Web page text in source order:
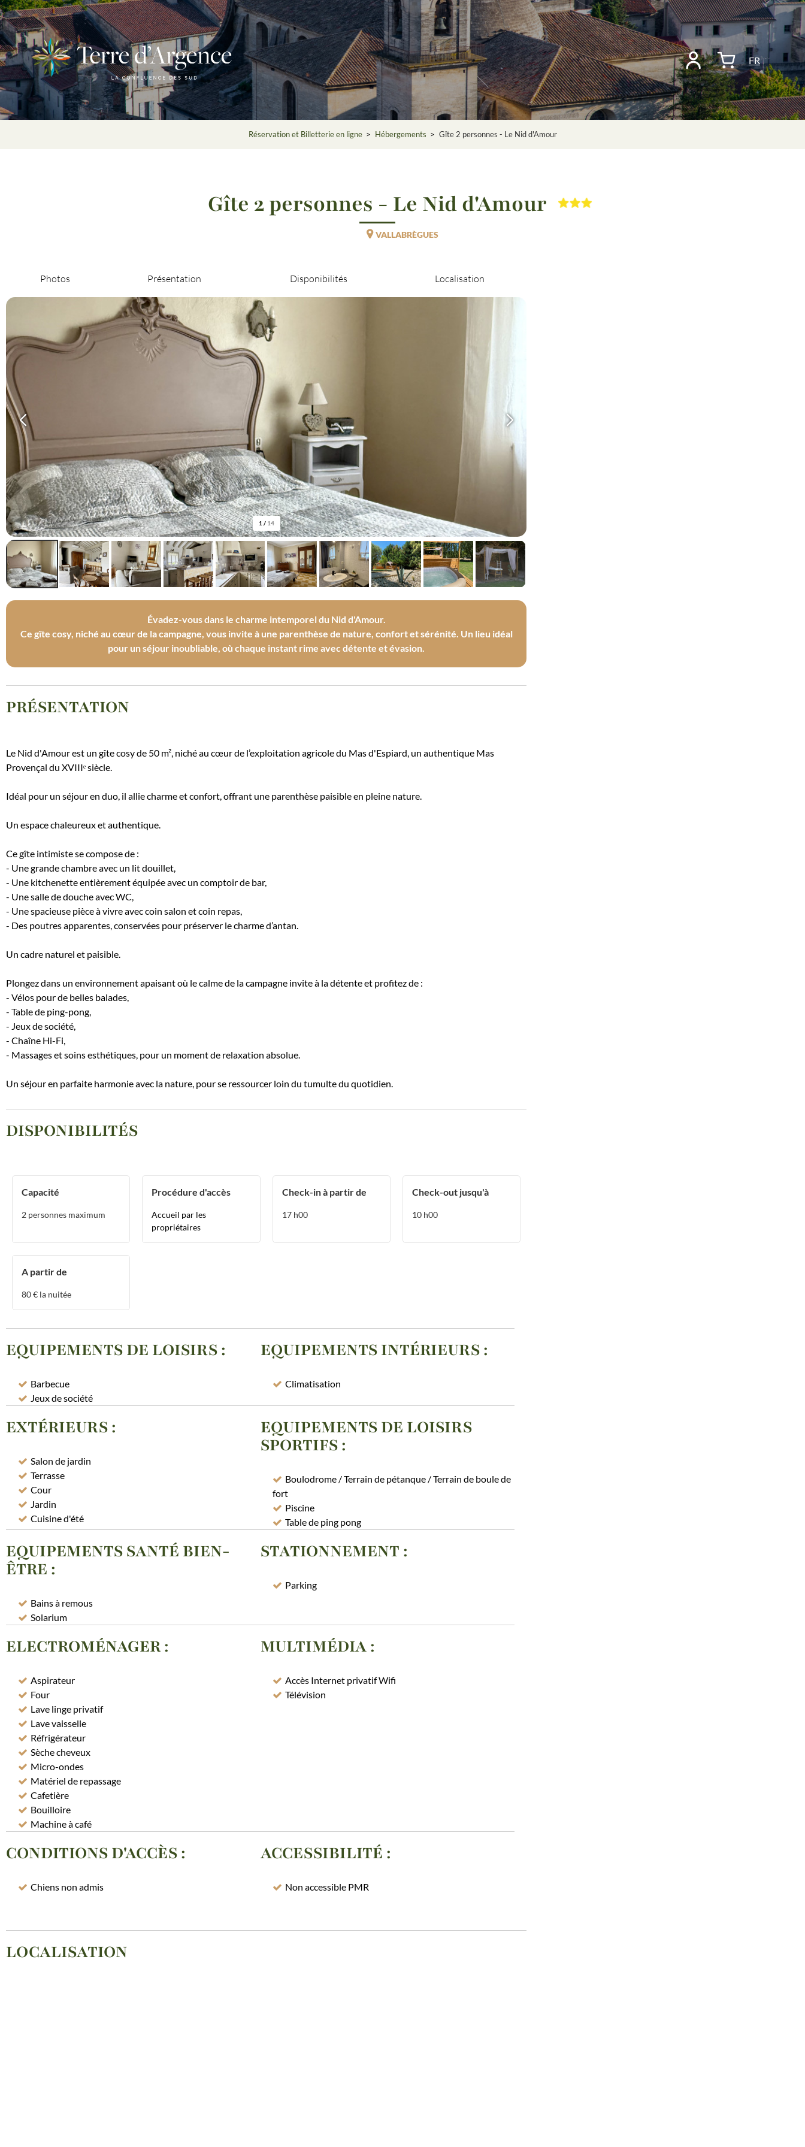
FR
Réservation et Billetterie en ligne > Hébergements > Gîte 2 personnes - Le Nid d'Amour
Gîte 2 personnes - Le Nid d'Amour
VALLABRÈGUES
Photos Présentation Disponibilités Localisation
1 / 14
Évadez-vous dans le charme intemporel du Nid d'Amour.
Ce gîte cosy, niché au cœur de la campagne, vous invite à une parenthèse de nature, confort et sérénité. Un lieu idéal
pour un séjour inoubliable, où chaque instant rime avec détente et évasion.
PRÉSENTATION
Le Nid d'Amour est un gîte cosy de 50 m², niché au cœur de l’exploitation agricole du Mas d'Espiard, un authentique Mas
Provençal du XVIIIᵉ siècle.
Idéal pour un séjour en duo, il allie charme et confort, offrant une parenthèse paisible en pleine nature.
Un espace chaleureux et authentique.
Ce gîte intimiste se compose de :
- Une grande chambre avec un lit douillet,
- Une kitchenette entièrement équipée avec un comptoir de bar,
- Une salle de douche avec WC,
- Une spacieuse pièce à vivre avec coin salon et coin repas,
- Des poutres apparentes, conservées pour préserver le charme d’antan.
Un cadre naturel et paisible.
Plongez dans un environnement apaisant où le calme de la campagne invite à la détente et profitez de :
- Vélos pour de belles balades,
- Table de ping-pong,
- Jeux de société,
- Chaîne Hi-Fi,
‍- Massages et soins esthétiques, pour un moment de relaxation absolue.
Un séjour en parfaite harmonie avec la nature, pour se ressourcer loin du tumulte du quotidien.
DISPONIBILITÉS
Capacité
2 personnes maximum
Procédure d'accès
Accueil par les
propriétaires
Check-in à partir de
17 h00
Check-out jusqu'à
10 h00
A partir de
80€ la nuitée
EQUIPEMENTS DE LOISIRS:
Barbecue
Jeux de société
EQUIPEMENTS INTÉRIEURS:
Climatisation
EXTÉRIEURS:
Salon de jardin
Terrasse
Cour
Jardin
Cuisine d'été
EQUIPEMENTS DE LOISIRS
SPORTIFS:
Boulodrome / Terrain de pétanque / Terrain de boule de
fort
Piscine
Table de ping pong
EQUIPEMENTS SANTÉ BIEN-
ÊTRE :
Bains à remous
Solarium
STATIONNEMENT :
Parking
ELECTROMÉNAGER:
Aspirateur
Four
Lave linge privatif
Lave vaisselle
Réfrigérateur
Sèche cheveux
Micro-ondes
Matériel de repassage
Cafetière
Bouilloire
Machine à café
MULTIMÉDIA:
Accès Internet privatif Wifi
Télévision
CONDITIONS D'ACCÈS:
Chiens non admis
ACCESSIBILITÉ :
Non accessible PMR
LOCALISATION